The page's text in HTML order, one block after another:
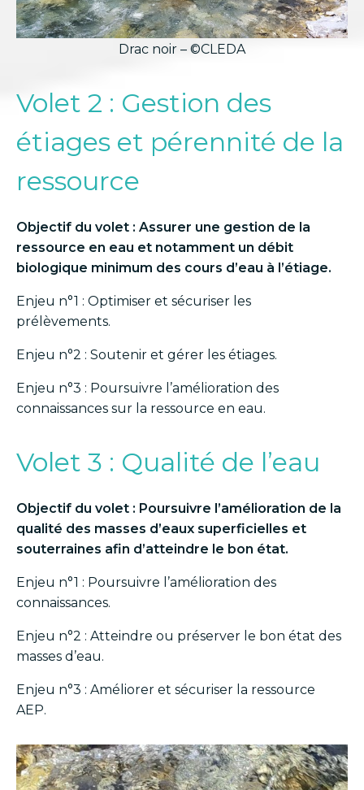
Drac noir – ©CLEDA
Volet 2 : Gestion des
étiages et pérennité de la
ressource
Objectif du volet : Assurer une gestion de la
ressource en eau et notamment un débit
biologique minimum des cours d’eau à l’étiage.
Enjeu n°1 : Optimiser et sécuriser les
prélèvements.
Enjeu n°2 : Soutenir et gérer les étiages.
Enjeu n°3 : Poursuivre l’amélioration des
connaissances sur la ressource en eau.
Volet 3 : Qualité de l’eau
Objectif du volet : Poursuivre l’amélioration de la
qualité des masses d’eaux superficielles et
souterraines afin d’atteindre le bon état.
Enjeu n°1 : Poursuivre l’amélioration des
connaissances.
Enjeu n°2 : Atteindre ou préserver le bon état des
masses d’eau.
Enjeu n°3 : Améliorer et sécuriser la ressource
AEP.